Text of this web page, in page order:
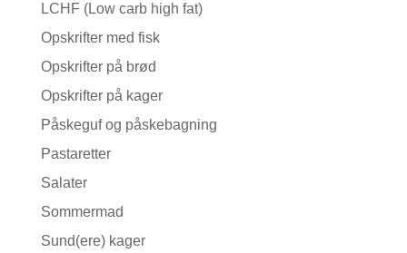
LCHF (Low carb high fat)
Opskrifter med fisk
Opskrifter på brød
Opskrifter på kager
Påskeguf og påskebagning
Pastaretter
Salater
Sommermad
Sund(ere) kager